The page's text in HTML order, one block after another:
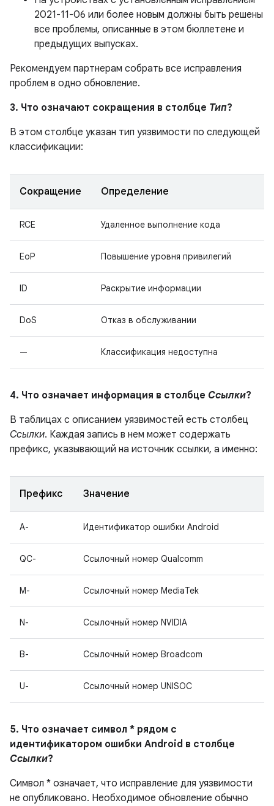
2021-11-06 или более новым должны быть решены
все проблемы, описанные в этом бюллетене и
предыдущих выпусках.
Рекомендуем партнерам собрать все исправления
проблем в одно обновление.
3. Что означают сокращения в столбце Тип?
В этом столбце указан тип уязвимости по следующей
классификации:
Сокращение Определение
RCE Удаленное выполнение кода
EoP Повышение уровня привилегий
ID Раскрытие информации
DoS Отказ в обслуживании
— Классификация недоступна
4. Что означает информация в столбце Ссылки?
В таблицах с описанием уязвимостей есть столбец
Ссылки. Каждая запись в нем может содержать
префикс, указывающий на источник ссылки, а именно:
Префикс Значение
A- Идентификатор ошибки Android
QC- Ссылочный номер Qualcomm
M- Ссылочный номер MediaTek
N- Ссылочный номер NVIDIA
B- Ссылочный номер Broadcom
U- Ссылочный номер UNISOC
5. Что означает символ * рядом с
идентификатором ошибки Android в столбце
Ссылки?
Символ * означает, что исправление для уязвимости
не опубликовано. Необходимое обновление обычно